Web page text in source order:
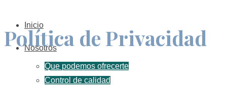
Inicio
Nosotros
Que podemos ofrecerte
Control de calidad
Política de Privacidad